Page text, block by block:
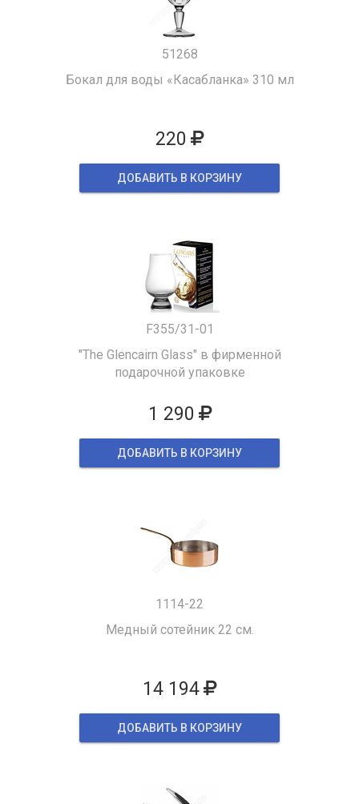
51268
Бокал для воды «Касабланка» 310 мл
220
ДОБАВИТЬ В КОРЗИНУ
F355/31-01
"The Glencairn Glass" в фирменной
подарочной упаковке
1 290
ДОБАВИТЬ В КОРЗИНУ
1114-22
Медный сотейник 22 см.
14 194
ДОБАВИТЬ В КОРЗИНУ